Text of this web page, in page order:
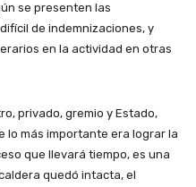
se presenten las
de indemnizaciones, y
en la actividad en otras
privado, gremio y Estado,
lo más importante era lograr la
que llevará tiempo, es una
quedó intacta, el